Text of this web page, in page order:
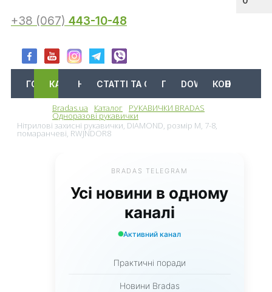
+38 (067) 443-10-48
ГОЛОВНАКАТАЛОГАКЦІЇ
НОВИНИСТАТТІ ТА ОГЛЯДИПРО НАСDOWNLOADКОНТАКТИ
Bradas.ua Каталог РУКАВИЧКИ BRADAS
Одноразові рукавички
Нітрилові захисні рукавички, DIAMOND, розмір M, 7-8,
помаранчеві, RWJNDOR8
BRADAS TELEGRAM
Усі новини в одному
каналі
Активний канал
Практичні поради
Новини Bradas